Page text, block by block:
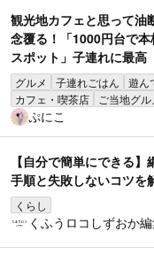
観光地カフェと思って油
念覆る！「1000円台で
スポット」子連れに最高
グルメ 子連れごはん 遊ん
カフェ・喫茶店
ご当地グル
ぷにこ
【自分で簡単にできる
手順と失敗しないコツを
くらし
くふうロコしずおか